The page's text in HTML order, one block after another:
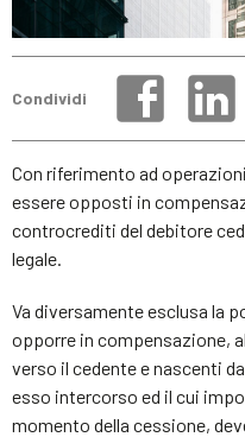
Condividi
Con riferimento ad
essere opposti in
controcrediti del debitore
legale.
Va diversamente esclusa la
opporre in compensazione,
verso il cedente e nascenti
esso intercorso ed il cui
momento della cessione,